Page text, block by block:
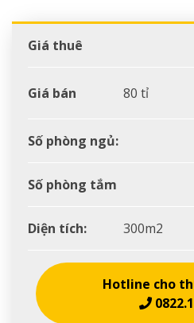
Giá thuê
Giá bán 80 tỉ
Số phòng ngủ:
Số phòng tắm
Diện tích: 300m2
Hotline cho